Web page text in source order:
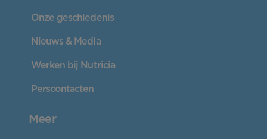
Onze geschiedenis
Nieuws & Media
Werken bij Nutricia
Perscontacten
Meer